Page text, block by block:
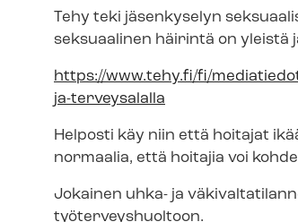
Tehy teki jäsenkyselyn
seksuaalinen häirintä on yleistä
https://www.tehy.fi/fi/
ja-terveysalalla
Helposti käy niin että hoitajat
normaalia, että hoitajia voi
Jokainen uhka- ja
työ­ter­veys­huol­toon.